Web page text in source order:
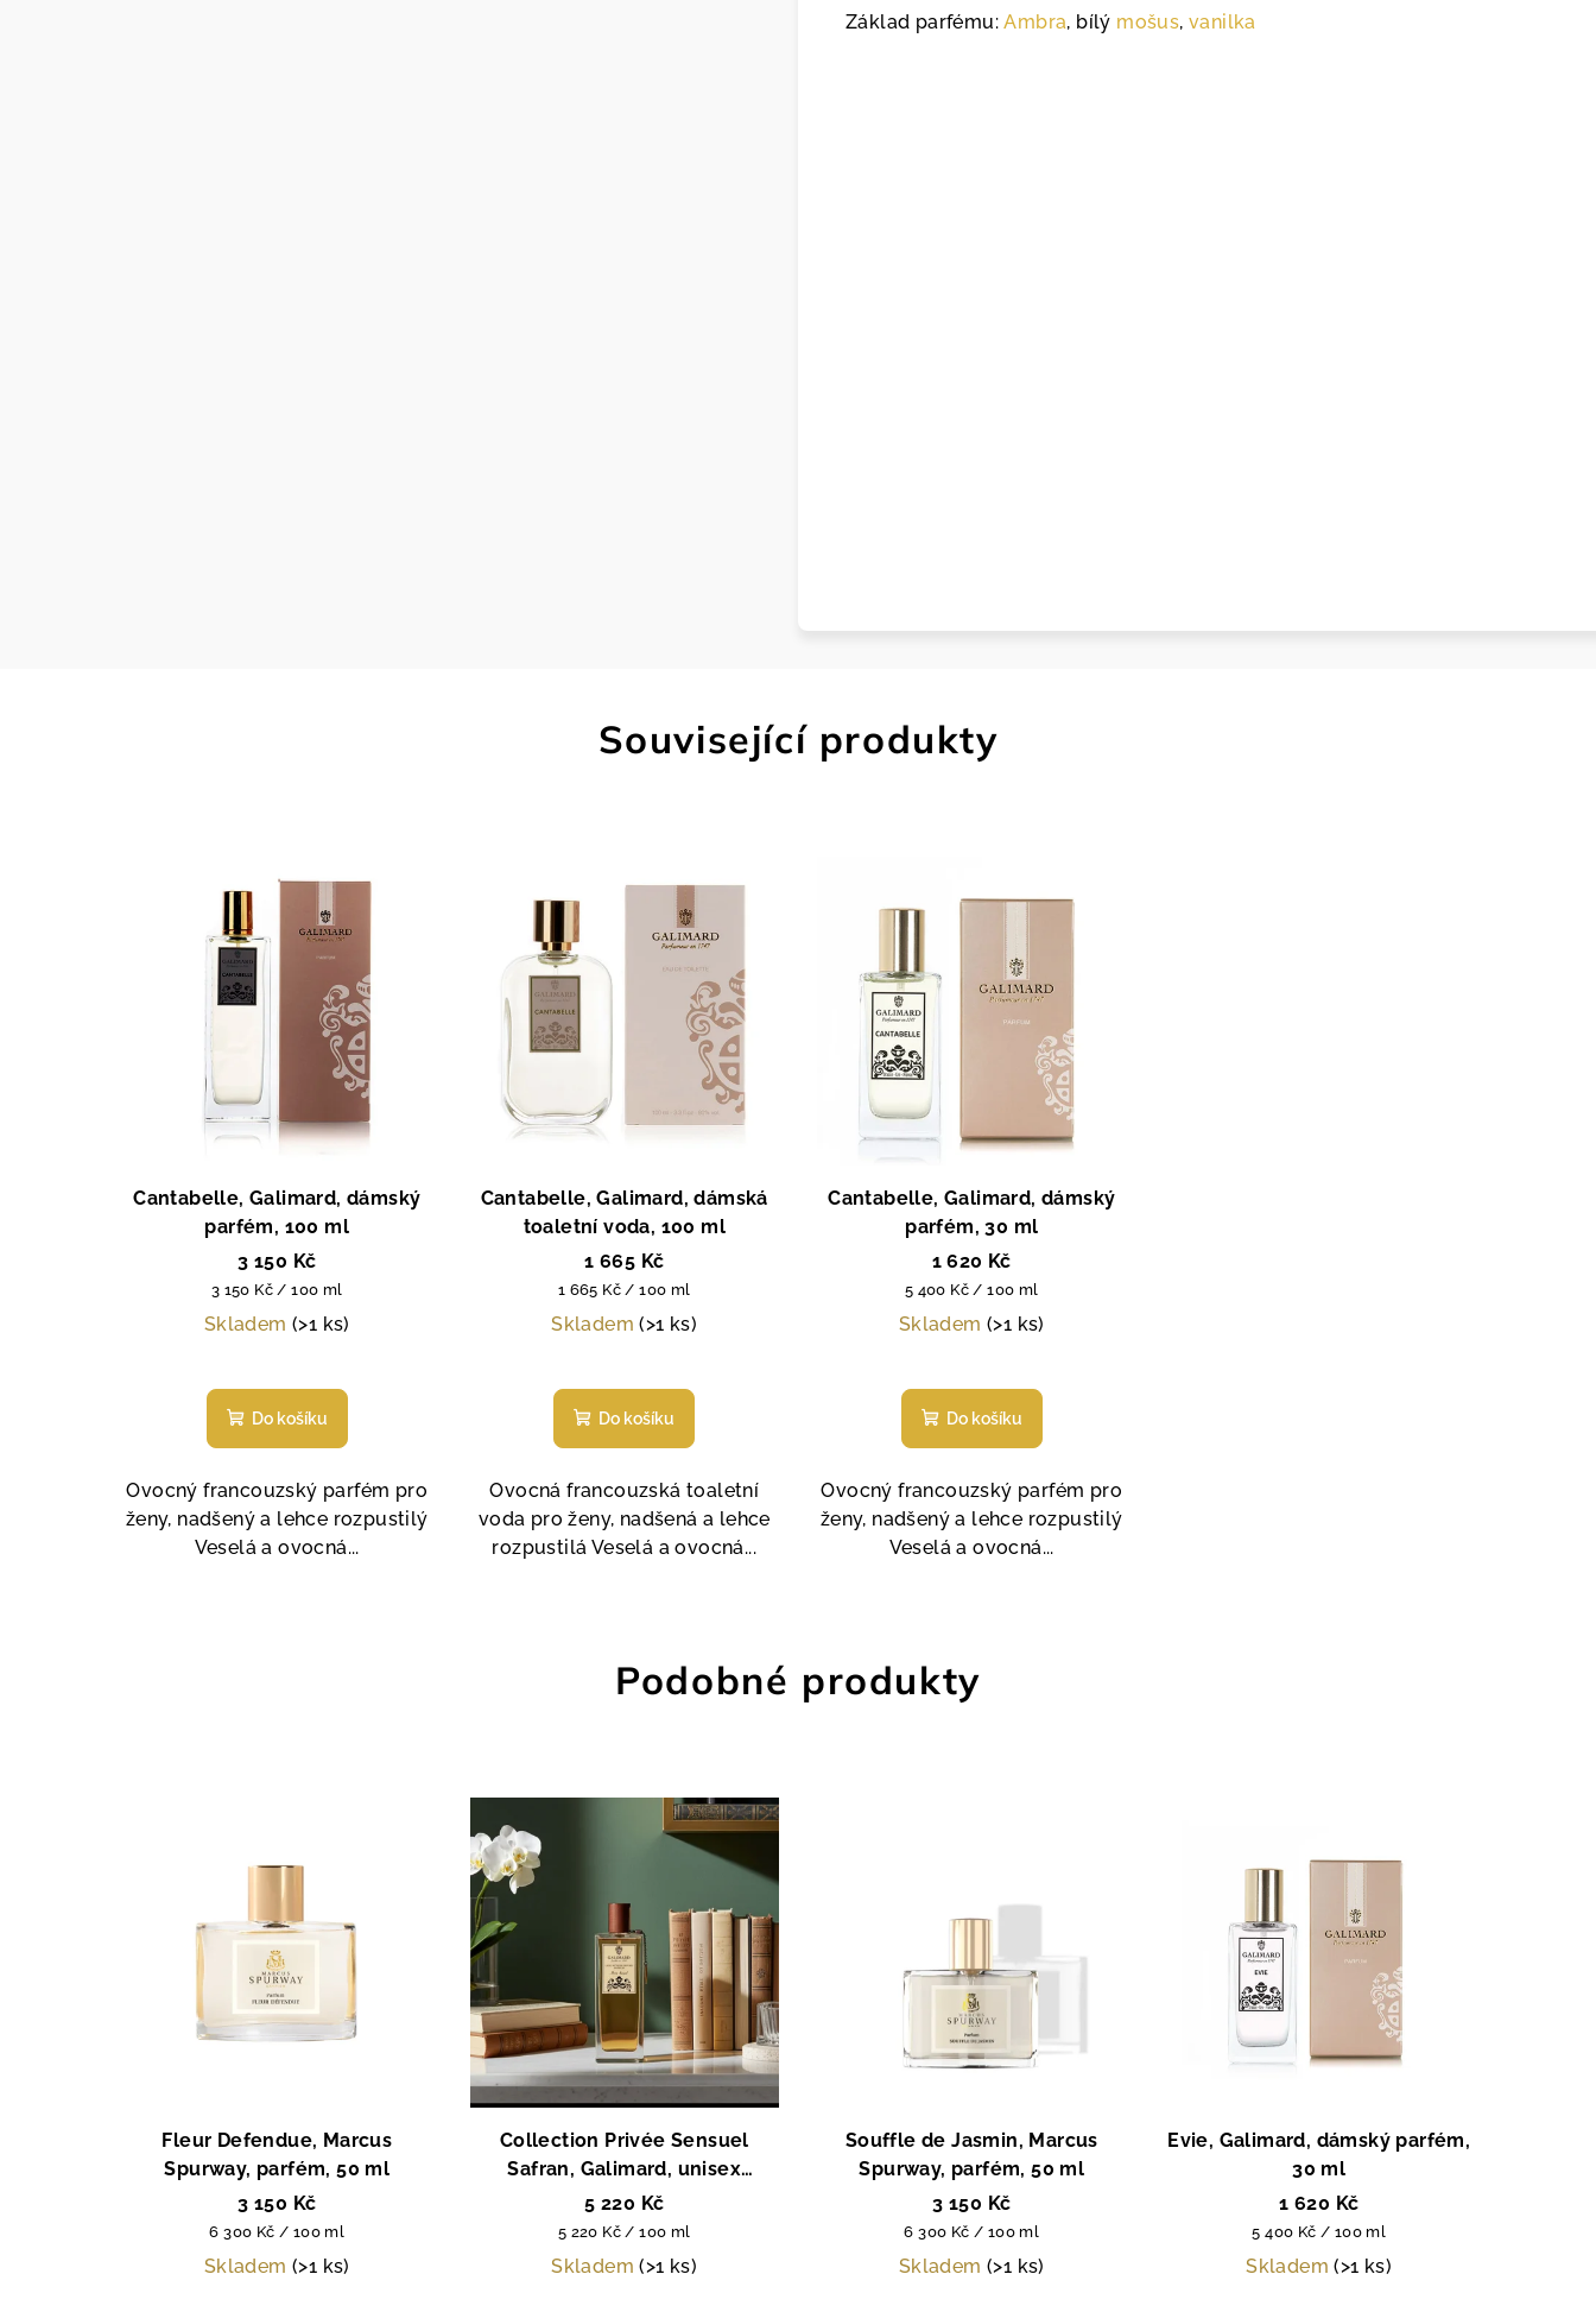
Základ parfému:Ambra, bílý mošus,vanilka
Související produkty
Cantabelle, Galimard, dámský
parfém, 100 ml
3 150 Kč
Měrná
cena:
3 150 Kč / 100 ml
Skladem (>1 ks)
hodnocení
produktu
je
5,0
z
5
Do košíku
Ovocný francouzský parfém pro
ženy, nadšený a lehce rozpustilý
Veselá a ovocná...
Cantabelle, Galimard, dámská
toaletní voda, 100 ml
1 665 Kč
Měrná
cena:
1 665 Kč / 100 ml
Skladem(>1 ks)
Do košíku
Ovocná francouzská toaletní
voda pro ženy, nadšená a lehce
rozpustilá Veselá a ovocná...
Cantabelle, Galimard, dámský
parfém, 30 ml
1 620 Kč
Měrná
cena:
5 400 Kč / 100 ml
Skladem (>1 ks)
Do košíku
Ovocný francouzský parfém pro
ženy, nadšený a lehce rozpustilý
Veselá a ovocná...
Podobné produkty
Fleur Defendue, Marcus
Spurway, parfém, 50 ml
3 150 Kč
Měrná
cena:
6 300 Kč / 100 ml
Skladem (>1 ks)
Collection Privée Sensuel
Safran, Galimard, unisex
parfém, 100 ml
5 220 Kč
Měrná
cena:
5 220 Kč / 100 ml
Skladem(>1 ks)
Souffle de Jasmin, Marcus
Spurway, parfém, 50 ml
3 150 Kč
Měrná
cena:
6 300 Kč / 100 ml
Skladem (>1 ks)
Evie, Galimard, dámský parfém,
30 ml
1 620 Kč
Měrná
cena:
5 400 Kč / 100 ml
Skladem(>1 ks)